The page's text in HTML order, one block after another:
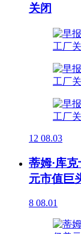
关闭
12 08.03
蒂姆·库
元市值巨
8 08.01